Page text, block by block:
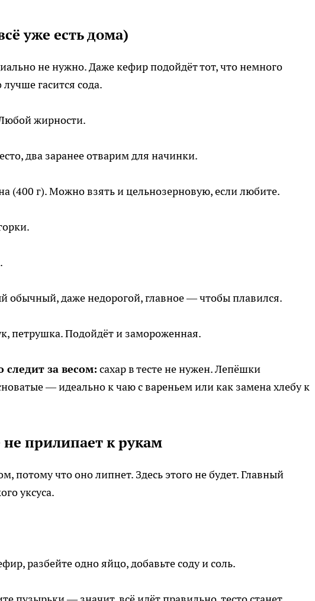
уже есть дома)
не нужно. Даже кефир подойдёт тот, что немного
гасится сода.
жирности.
два заранее отварим для начинки.
(400 г). Можно взять и цельнозерновую, если любите.
обычный, даже недорогой, главное — чтобы плавился.
петрушка. Подойдёт и замороженная.
следит за весом: сахар в тесте не нужен. Лепёшки
— идеально к чаю с вареньем или как замена хлебу к
не прилипает к рукам
потому что оно липнет. Здесь этого не будет. Главный
уксуса.
разбейте одно яйцо, добавьте соду и соль.